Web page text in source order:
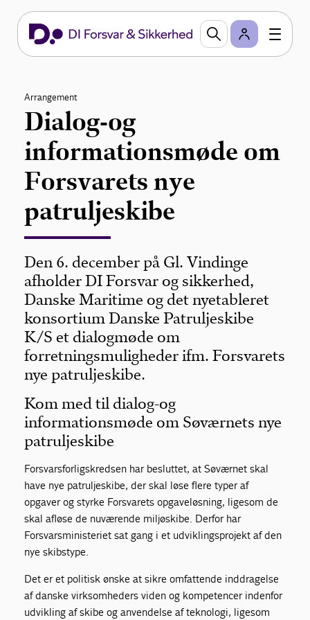
Arrangement
Dialog-og
informationsmøde om
Forsvarets nye
patruljeskibe
Den 6. december på Gl. Vindinge
afholder DI Forsvar og sikkerhed,
Danske Maritime og det nyetableret
konsortium Danske Patruljeskibe
K/S et dialogmøde om
forretningsmuligheder ifm. Forsvarets
nye patruljeskibe.
Kom med til dialog-og
informationsmøde om Søværnets nye
patruljeskibe
Forsvarsforligskredsen har besluttet, at Søværnet skal
have nye patruljeskibe, der skal løse flere typer af
opgaver og styrke Forsvarets opgaveløsning, ligesom de
skal afløse de nuværende miljøskibe. Derfor har
Forsvarsministeriet sat gang i et udviklingsprojekt af den
nye skibstype.
Det er et politisk ønske at sikre omfattende inddragelse
af danske virksomheders viden og kompetencer indenfor
udvikling af skibe og anvendelse af teknologi, ligesom